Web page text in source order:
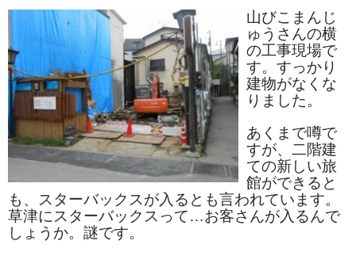
山びこまんじ
ゅうさんの横
の工事現場で
す。すっかり
建物がなくな
りました。
あくまで噂で
すが、二階建
ての新しい旅
館ができると
も、スターバックスが入るとも言われています。
草津にスターバックスって…お客さんが入るんで
しょうか。謎です。